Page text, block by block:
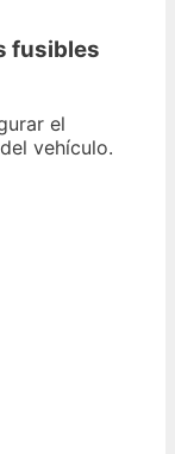
fusibles
el
vehículo.